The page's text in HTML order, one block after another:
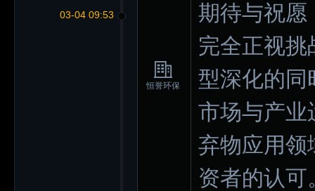
03-04 09:53
恒誉环保
期待与祝愿
完全正视
型深化的同
市场与产业
弃物应用领
资者的认可